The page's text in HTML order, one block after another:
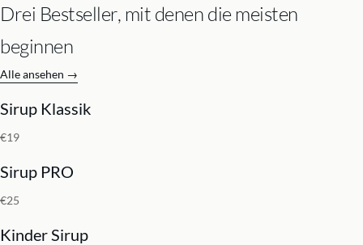
Drei Bestseller, mit denen die meisten
beginnen
Alle ansehen →
Sirup Klassik
€19
Sirup PRO
€25
Kinder Sirup